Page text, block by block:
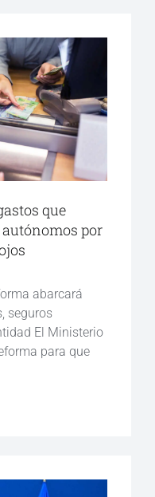
que
por
abarcará
seguros
El Ministerio
para que